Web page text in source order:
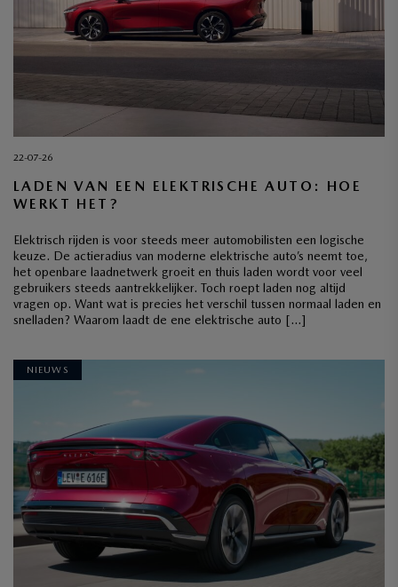
22-07-26
LADEN VAN EEN ELEKTRISCHE AUTO: HOE
WERKT HET?
Elektrisch rijden is voor steeds meer automobilisten een logische
keuze. De actieradius van moderne elektrische auto’s neemt toe,
het openbare laadnetwerk groeit en thuis laden wordt voor veel
gebruikers steeds aantrekkelijker. Toch roept laden nog altijd
vragen op. Want wat is precies het verschil tussen normaal laden en
snelladen? Waarom laadt de ene elektrische auto […]
NIEUWS